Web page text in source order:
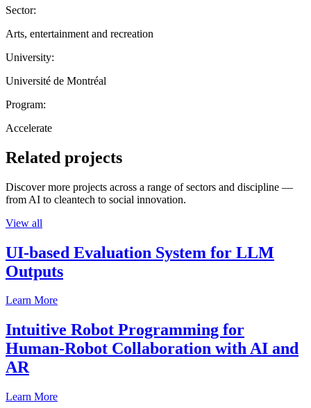
Sector:
Arts, entertainment and recreation
University:
Université de Montréal
Program:
Accelerate
Related projects
Discover more projects across a range of sectors and discipline —
from AI to cleantech to social innovation.
View all
UI-based Evaluation System for LLM
Outputs
Learn More
Intuitive Robot Programming for
Human-Robot Collaboration with AI and
AR
Learn More